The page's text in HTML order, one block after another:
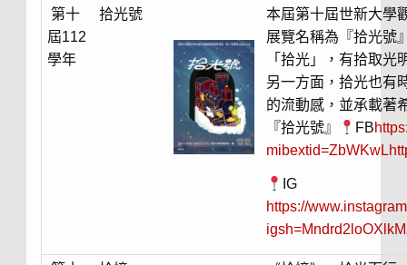
第十
屆112
學年
拾光號
本屆第十屆世新大學
展覽名稱為『拾光號
「拾光」，有拾取
另一方面，拾光也有
的流動感，並承載著
『拾光號』
FB
IG
https://